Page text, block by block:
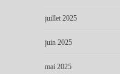
juillet 2025
juin 2025
mai 2025